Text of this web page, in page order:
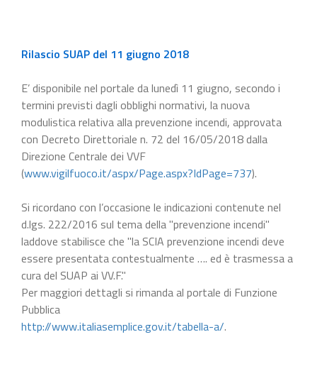
Rilascio SUAP del 11 giugno 2018
E’ disponibile nel portale da lunedì 11 giugno, secondo i
termini previsti dagli obblighi normativi, la nuova
modulistica relativa alla prevenzione incendi, approvata
con Decreto Direttoriale n. 72 del 16/05/2018 dalla
Direzione Centrale dei VVF
(www.vigilfuoco.it/aspx/Page.aspx?IdPage=737).
Si ricordano con l’occasione le indicazioni contenute nel
d.lgs. 222/2016 sul tema della "prevenzione incendi"
laddove stabilisce che "la SCIA prevenzione incendi deve
essere presentata contestualmente …. ed è trasmessa a
cura del SUAP ai VV.F."
Per maggiori dettagli si rimanda al portale di Funzione
Pubblica
http://www.italiasemplice.gov.it/tabella-a/.